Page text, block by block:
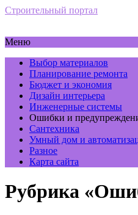
Строительный портал
Меню
Выбор материалов
Планирование ремонта
Бюджет и экономия
Дизайн интерьера
Инженерные системы
Ошибки и
Сантехника
Умный дом и
Разное
Карта сайта
Рубрика